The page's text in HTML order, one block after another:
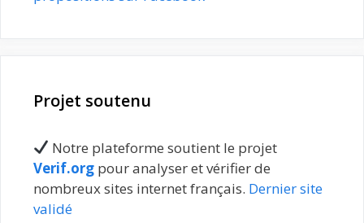
Projet soutenu
Notre plateforme soutient le projet
Verif.org pour analyser et vérifier de
nombreux sites internet français. Dernier site
validé